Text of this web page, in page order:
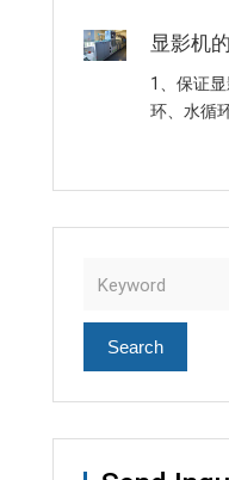
液清洗、
清洗机清
类别，属工业
显影机
1、保证
环、水循环
定期更换